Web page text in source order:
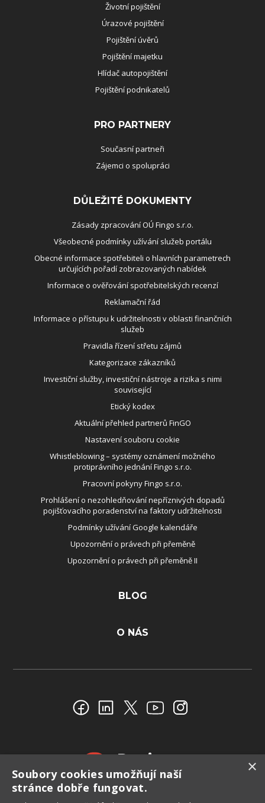
Životní pojištění
Úrazové pojištění
Pojištění úvěrů
Pojištění majetku
Hlídač autopojištění
Pojištění podnikatelů
PRO PARTNERY
Současní partneři
Zájemci o spolupráci
DŮLEŽITÉ DOKUMENTY
Zásady zpracování OÚ Fingo s.r.o.
Všeobecné podmínky užívání služeb portálu
Obecné informace spotřebiteli o hlavních parametrech
určujících pořadí zobrazovaných nabídek
Informace o ověřování spotřebitelských recenzí
Reklamační řád
Informace o přístupu k udržitelnosti v oblasti finančních
služeb
Pravidla řízení střetu zájmů
Kategorizace zákazníků
Investiční služby, investiční nástroje a rizika s nimi
související
Etický kodex
Aktuální přehled partnerů FinGO
Nastavení souboru cookie
Whistleblowing – systémy oznámení možného
protiprávního jednání Fingo s.r.o.
Pracovní pokyny Fingo s.r.o.
Prohlášení o nezohledňování nepříznivých dopadů
pojišťovacího poradenství na faktory udržitelnosti
Podmínky užívání Google kalendáře
Upozornění o právech při přeměně
Upozornění o právech při přeměně II
BLOG
O NÁS
Reviews
4.4 ×
Soubory cookies umožňují naší
stránce dobře fungovat.